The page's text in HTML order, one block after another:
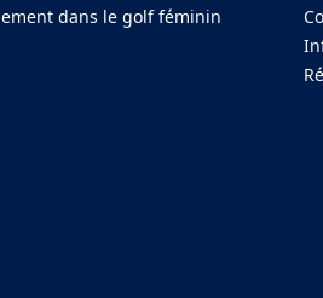
dans le golf féminin